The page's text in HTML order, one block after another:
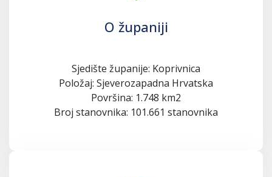
O županiji
Sjedište županije: Koprivnica
Položaj: Sjeverozapadna Hrvatska
Površina: 1.748 km2
Broj stanovnika: 101.661 stanovnika